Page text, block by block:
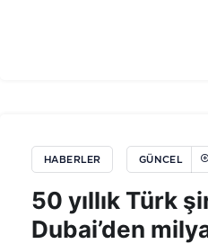
HABERLER GÜNCEL
50 yıllık Türk
Dubai’den